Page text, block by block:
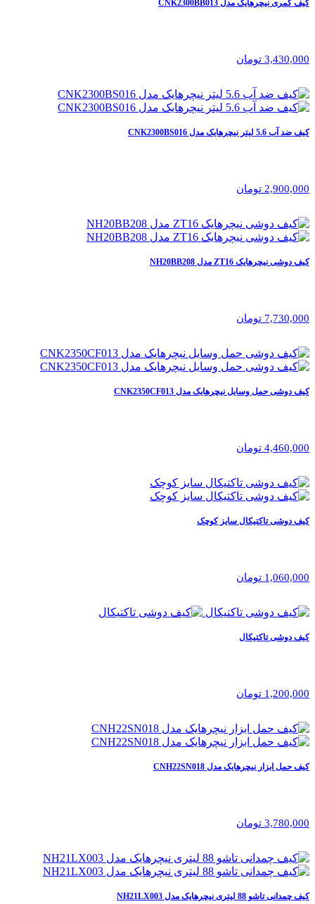
کیف کمری نیچرهایک مدل CNK2300BB013
3,430,000 تومان
کیف ضد آب 5.6 لیتر نیچرهایک مدل CNK2300BS016
2,900,000 تومان
کیف دوشی نیچرهایک ZT16 مدل NH20BB208
7,730,000 تومان
کیف دوشی حمل وسایل نیچرهایک مدل CNK2350CF013
4,460,000 تومان
کیف دوشی تاکتیکال سایز کوچک
1,060,000 تومان
کیف دوشی تاکتیکال
1,200,000 تومان
کیف حمل ابزار نیچرهایک مدل CNH22SN018
3,780,000 تومان
کیف چمدانی تاشو 88 لیتری نیچرهایک مدل NH21LX003